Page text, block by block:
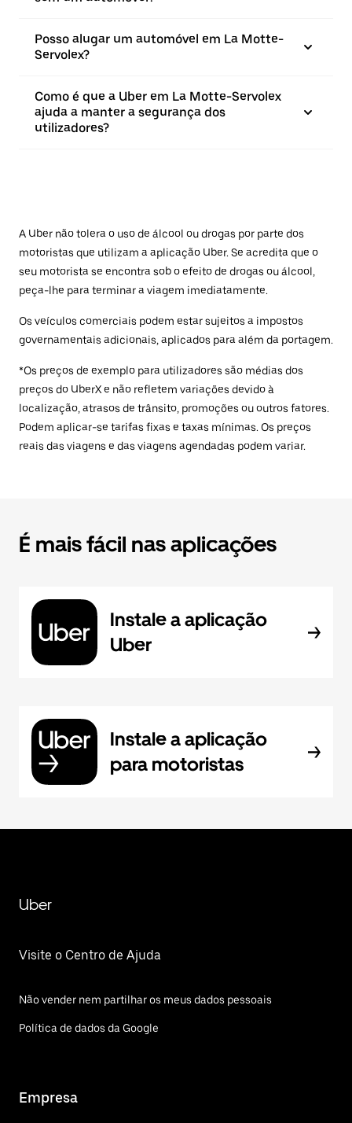
Posso alugar um automóvel em La Motte-
Servolex?
Como é que a Uber em La Motte-Servolex
ajuda a manter a segurança dos
utilizadores?
A Uber não tolera o uso de álcool ou drogas por parte dos
motoristas que utilizam a aplicação Uber. Se acredita que o
seu motorista se encontra sob o efeito de drogas ou álcool,
peça-lhe para terminar a viagem imediatamente.
Os veículos comerciais podem estar sujeitos a impostos
governamentais adicionais, aplicados para além da portagem.
*Os preços de exemplo para utilizadores são médias dos
preços do UberX e não refletem variações devido à
localização, atrasos de trânsito, promoções ou outros fatores.
Podem aplicar-se tarifas fixas e taxas mínimas. Os preços
reais das viagens e das viagens agendadas podem variar.
É mais fácil nas aplicações
Instale a aplicação
Uber
Instale a aplicação
para motoristas
Uber
Visite o Centro de Ajuda
Não vender nem partilhar os meus dados pessoais
Política de dados da Google
Empresa